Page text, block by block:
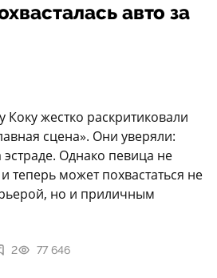
авто за
Коку жестко раскритиковали
сцена». Они уверяли:
Однако певица не
теперь может похвастаться не
но и приличным
2 77 646